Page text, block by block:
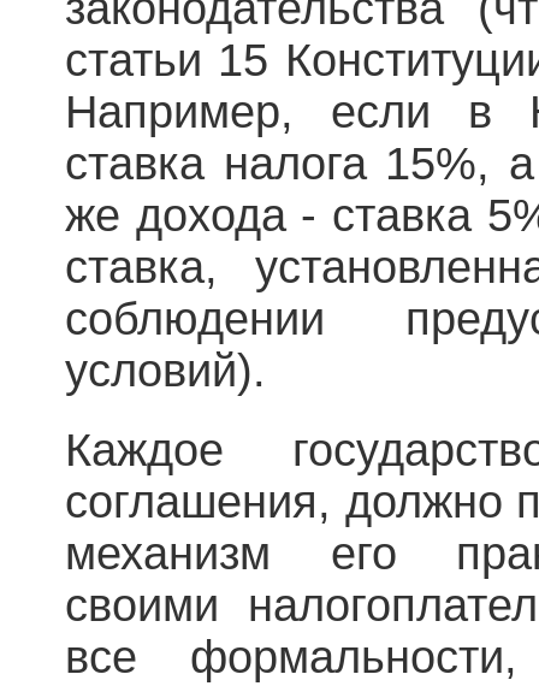
статьи 15
Например, если в
ставка налога 15%,
же дохода - ставка
ставка,
соблюдении
условий).
Каждое
соглашения, должно
механизм его
своими
все